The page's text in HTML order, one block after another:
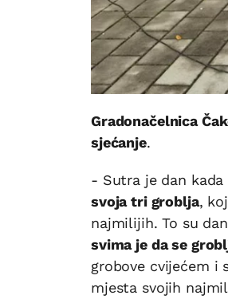
Gradonačelnica
sjećanje.
- Sutra je dan
svoja tri groblja,
najmilijih. To su
svima je da se
grobove cvijećem i
mjesta svojih